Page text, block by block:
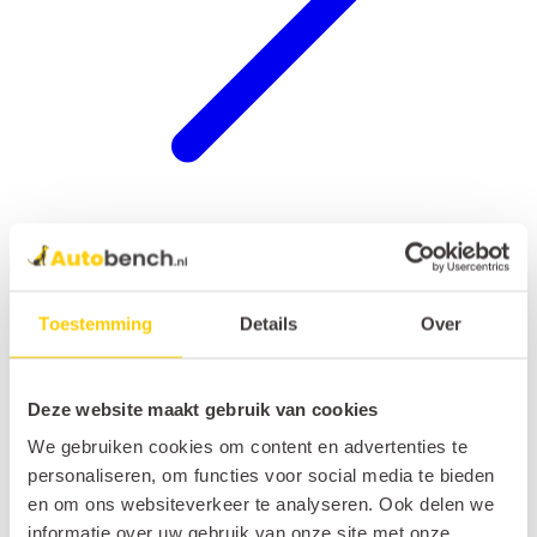
Toestemming Details Over
Deze website maakt gebruik van cookies
We gebruiken cookies om content en advertenties te
personaliseren, om functies voor social media te bieden
en om ons websiteverkeer te analyseren. Ook delen we
informatie over uw gebruik van onze site met onze
Hondenrek auto